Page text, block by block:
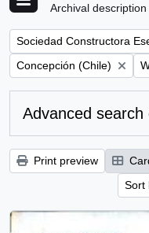
Archival description
Remove filter:
Sociedad Constructora
Remove filter:
Concepción (Chile)
Advanced search
Print preview
Sort